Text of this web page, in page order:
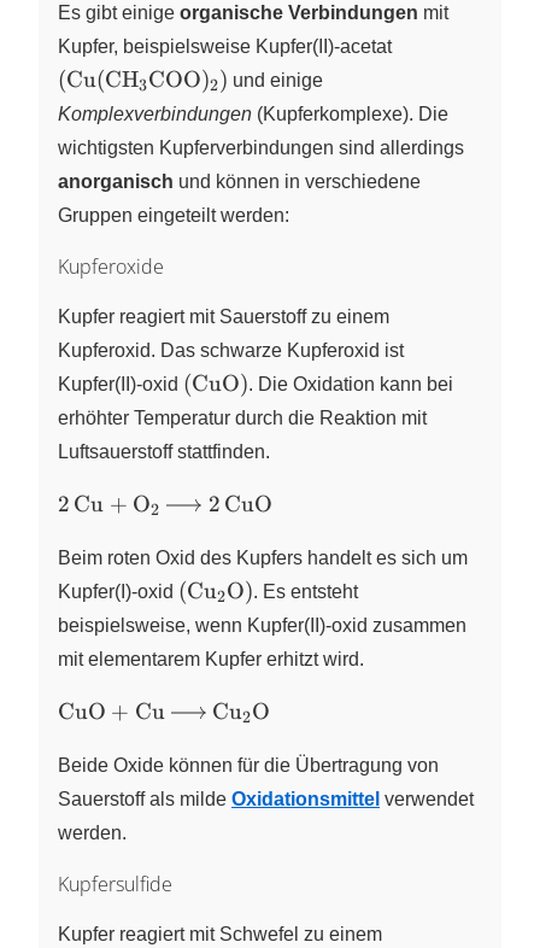
Es gibt einige organische Verbindungen mit
Kupfer, beispielsweise Kupfer(II)-acetat\left(
(Cu(CHX
3COO)X
2) und einige
Komplexverbindungen (Kupferkomplexe). Die
wichtigsten Kupferverbindungen sind allerdings
anorganisch und können in verschiedene
Gruppen eingeteilt werden:
Kupferoxide
Kupfer reagiert mit Sauerstoff zu einem
Kupferoxid. Das schwarze Kupferoxid ist
Kupfer(II)-oxid \left(
\ce{CuO}
(CuO). Die Oxidation kann bei
erhöhter Temperatur durch die Reaktion mit
Luftsauerstoff stattfinden.
\ce{2
O2 -
> 2
CuO}
2 Cu + OX
2 2 CuO
Beim roten Oxid des Kupfers handelt es sich um
Kupfer(I)-oxid \left(
\ce{Cu2O}
(CuX
2O). Es entsteht
beispielsweise, wenn Kupfer(II)-oxid zusammen
mit elementarem Kupfer erhitzt wird.
\ce{CuO
Cu2O}
CuO + Cu CuX
2O
Beide Oxide können für die Übertragung von
Sauerstoff als milde Oxidationsmittel verwendet
werden.
Kupfersulfide
Kupfer reagiert mit Schwefel zu einem